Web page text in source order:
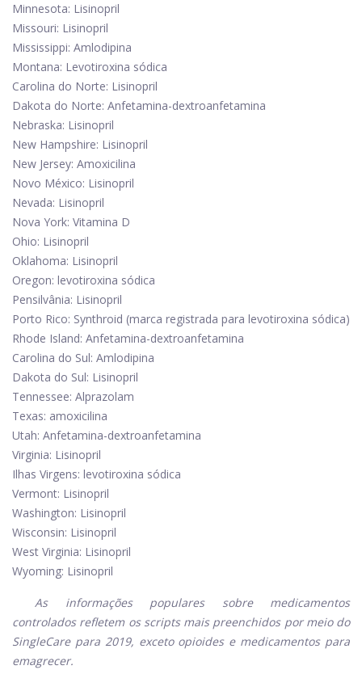
Minnesota: Lisinopril
Missouri: Lisinopril
Mississippi: Amlodipina
Montana: Levotiroxina sódica
Carolina do Norte: Lisinopril
Dakota do Norte: Anfetamina-dextroanfetamina
Nebraska: Lisinopril
New Hampshire: Lisinopril
New Jersey: Amoxicilina
Novo México: Lisinopril
Nevada: Lisinopril
Nova York: Vitamina D
Ohio: Lisinopril
Oklahoma: Lisinopril
Oregon: levotiroxina sódica
Pensilvânia: Lisinopril
Porto Rico: Synthroid (marca registrada para levotiroxina sódica)
Rhode Island: Anfetamina-dextroanfetamina
Carolina do Sul: Amlodipina
Dakota do Sul: Lisinopril
Tennessee: Alprazolam
Texas: amoxicilina
Utah: Anfetamina-dextroanfetamina
Virginia: Lisinopril
Ilhas Virgens: levotiroxina sódica
Vermont: Lisinopril
Washington: Lisinopril
Wisconsin: Lisinopril
West Virginia: Lisinopril
Wyoming: Lisinopril
As informações populares sobre medicamentos
controlados refletem os scripts mais preenchidos por meio do
SingleCare para 2019, exceto opioides e medicamentos para
emagrecer.